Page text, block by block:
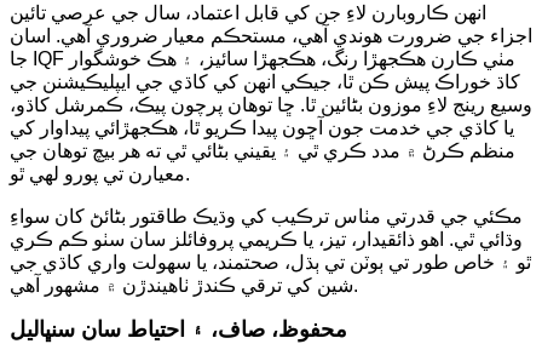
انهن ڪاروبارن لاءِ جن کي قابل اعتماد، سال جي عرصي تائين
اجزاء جي ضرورت هوندي آهي، مستحڪم معيار ضروري آهي. اسان
جا IQF مٺي ڪارن هڪجهڙا رنگ، هڪجهڙا سائيز، ۽ هڪ خوشگوار
کاڌ خوراڪ پيش ڪن ٿا، جيڪي انهن کي کاڌي جي ايپليڪيشنن جي
وسيع رينج لاءِ موزون بڻائين ٿا. ڇا توهان پرچون پيڪ، ڪمرشل کاڌو،
يا کاڌي جي خدمت جون آڇون پيدا ڪريو ٿا، هڪجهڙائي پيداوار کي
منظم ڪرڻ ۾ مدد ڪري ٿي ۽ يقيني بڻائي ٿي ته هر بيچ توهان جي
معيارن تي پورو لهي ٿو.
مڪئي جي قدرتي مٺاس ترڪيب کي وڌيڪ طاقتور بڻائڻ کان سواءِ
وڌائي ٿي. اهو ذائقيدار، تيز، يا ڪريمي پروفائلز سان سٺو ڪم ڪري
ٿو ۽ خاص طور تي ٻوٽن تي ٻڌل، صحتمند، يا سهولت واري کاڌي جي
شين کي ترقي ڪندڙ ٺاهيندڙن ۾ مشهور آهي.
محفوظ، صاف، ۽ احتياط سان سنڀاليل